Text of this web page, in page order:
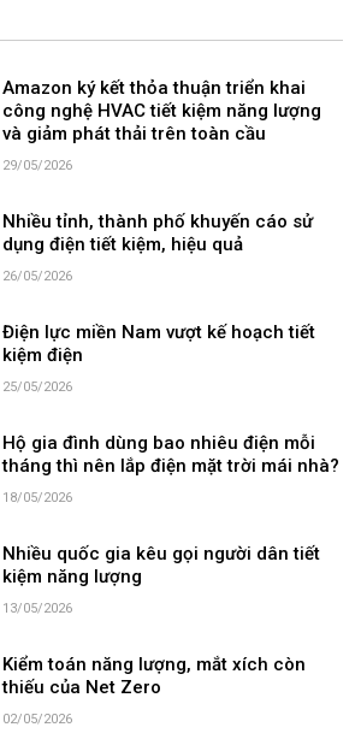
Amazon ký kết thỏa thuận triển khai
công nghệ HVAC tiết kiệm năng lượng
và giảm phát thải trên toàn cầu
29/05/2026
Nhiều tỉnh, thành phố khuyến cáo sử
dụng điện tiết kiệm, hiệu quả
26/05/2026
Điện lực miền Nam vượt kế hoạch tiết
kiệm điện
25/05/2026
Hộ gia đình dùng bao nhiêu điện mỗi
tháng thì nên lắp điện mặt trời mái nhà?
18/05/2026
Nhiều quốc gia kêu gọi người dân tiết
kiệm năng lượng
13/05/2026
Kiểm toán năng lượng, mắt xích còn
thiếu của Net Zero
02/05/2026